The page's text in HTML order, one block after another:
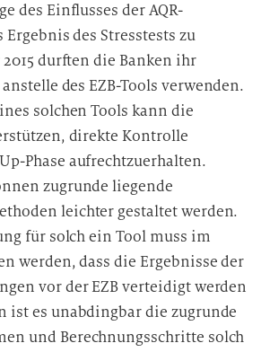
des Einflusses der AQR-
Ergebnis des Stresstests zu
durften die Banken ihr
des EZB-Tools verwenden.
solchen Tools kann die
direkte Kontrolle
Phase aufrechtzuerhalten.
zugrunde liegende
leichter gestaltet werden.
für solch ein Tool muss im
werden, dass die Ergebnisse der
vor der EZB verteidigt werden
ist es unabdingbar die zugrunde
und Berechnungsschritte solch